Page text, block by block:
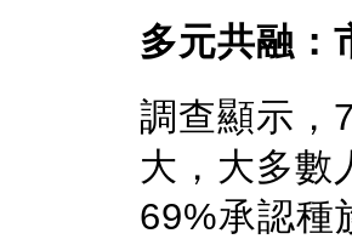
多元共融：
調查顯示，
大，大多數
69%承認種